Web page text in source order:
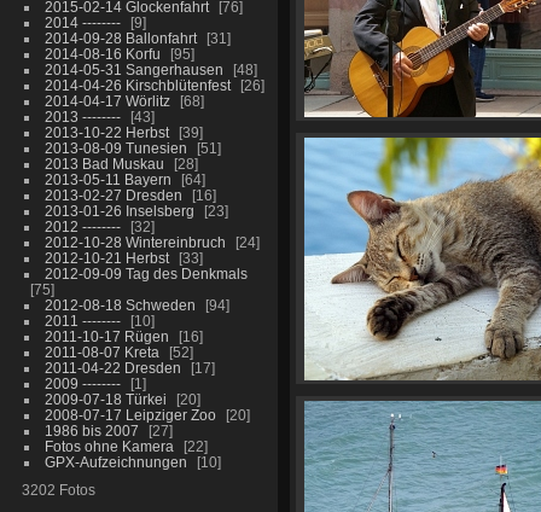
2015-02-14 Glockenfahrt
76
2014 --------
9
2014-09-28 Ballonfahrt
31
2014-08-16 Korfu
95
2014-05-31 Sangerhausen
48
2014-04-26 Kirschblütenfest
26
2014-04-17 Wörlitz
68
2013 --------
43
2013-10-22 Herbst
39
2013-08-09 Tunesien
51
2013 Bad Muskau
28
2013-05-11 Bayern
64
2013-02-27 Dresden
16
2013-01-26 Inselsberg
23
2012 --------
32
2012-10-28 Wintereinbruch
24
2012-10-21 Herbst
33
2012-09-09 Tag des Denkmals
75
2012-08-18 Schweden
94
2011 --------
10
2011-10-17 Rügen
16
2011-08-07 Kreta
52
2011-04-22 Dresden
17
2009 --------
1
2009-07-18 Türkei
20
2008-07-17 Leipziger Zoo
20
1986 bis 2007
27
Fotos ohne Kamera
22
GPX-Aufzeichnungen
10
3202 Fotos